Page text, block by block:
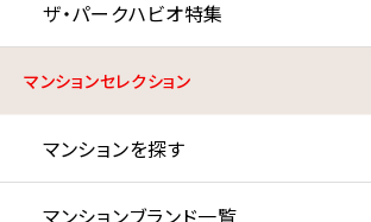
ザ・パークハビオ特集
マンションセレクション
マンションを探す